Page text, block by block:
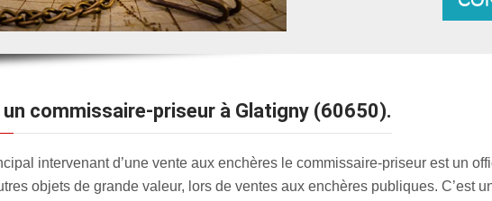
un commissaire-priseur à Glatigny (60650).
intervenant d’une vente aux enchères le commissaire-priseur est un
objets de grande valeur, lors de ventes aux enchères publiques. C’est